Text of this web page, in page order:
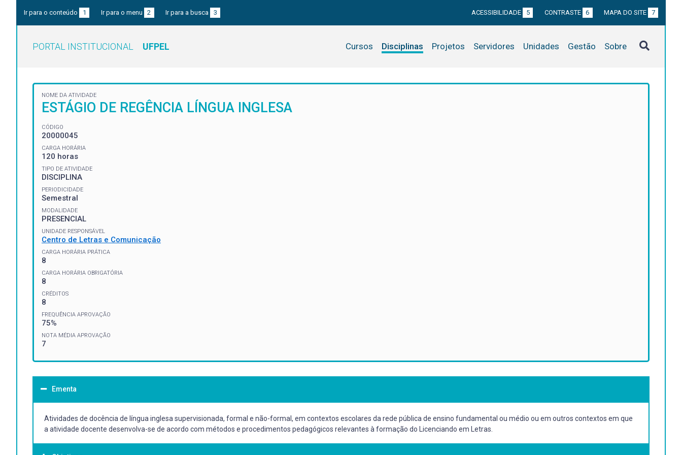
Ir para o conteúdo 1 Ir para o menu 2 Ir para a busca 3 ACESSIBILIDADE 5 CONTRASTE 6 MAPA DO SITE 7
PORTAL INSTITUCIONAL UFPEL Cursos Disciplinas Projetos Servidores Unidades Gestão Sobre
NOME DA ATIVIDADE
ESTÁGIO DE REGÊNCIA LÍNGUA INGLESA
CÓDIGO
20000045
CARGA HORÁRIA
120 horas
TIPO DE ATIVIDADE
DISCIPLINA
PERIODICIDADE
Semestral
MODALIDADE
PRESENCIAL
UNIDADE RESPONSÁVEL
Centro de Letras e Comunicação
CARGA HORÁRIA PRÁTICA
8
CARGA HORÁRIA OBRIGATÓRIA
8
CRÉDITOS
8
FREQUÊNCIA APROVAÇÃO
75%
NOTA MÉDIA APROVAÇÃO
7
Ementa
Atividades de docência de língua inglesa supervisionada, formal e não-formal, em contextos escolares da rede pública de ensino fundamental ou médio ou em outros contextos em que
a atividade docente desenvolva-se de acordo com métodos e procedimentos pedagógicos relevantes à formação do Licenciando em Letras.